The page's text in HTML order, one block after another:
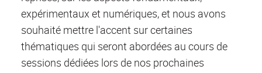
expérimentaux et numériques, et nous avons
souhaité mettre l'accent sur certaines
thématiques qui seront abordées au cours de
sessions dédiées lors de nos prochaines